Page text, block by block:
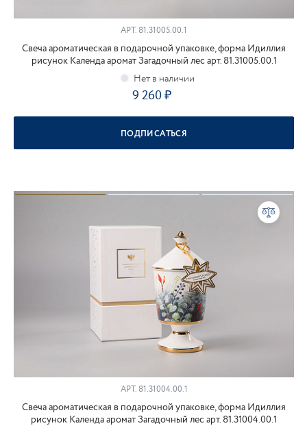
АРТ. 81.31005.00.1
Свеча ароматическая в подарочной упаковке, форма Идиллия
рисунок Календа аромат Загадочный лес арт. 81.31005.00.1
9 260
ПОДПИСАТЬСЯ
АРТ.81.31004.00.1
Свеча ароматическая в подарочной упаковке, форма Идиллия
рисунок Календа аромат Загадочный лес арт. 81.31004.00.1